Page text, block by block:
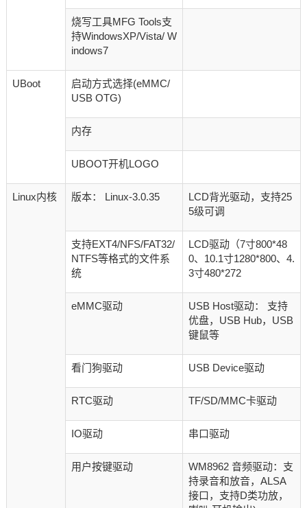
烧写工具MFG Tools支
持WindowsXP/Vista/ W
indows7
UBoot
启动方式选择(eMMC/
USB OTG)
内存
UBOOT开机LOGO
Linux内核 版本： Linux-3.0.35
LCD背光驱动，支持25
5级可调
支持EXT4/NFS/FAT32/
NTFS等格式的文件系
统
LCD驱动（7寸800*48
0、10.1寸1280*800、4.
3寸480*272
eMMC驱动
USB Host驱动： 支持
优盘，USB Hub，USB
键鼠等
看门狗驱动 USB Device驱动
RTC驱动 TF/SD/MMC卡驱动
IO驱动 串口驱动
用户按键驱动
WM8962 音频驱动：支
持录音和放音，ALSA
接口，支持D类功放，